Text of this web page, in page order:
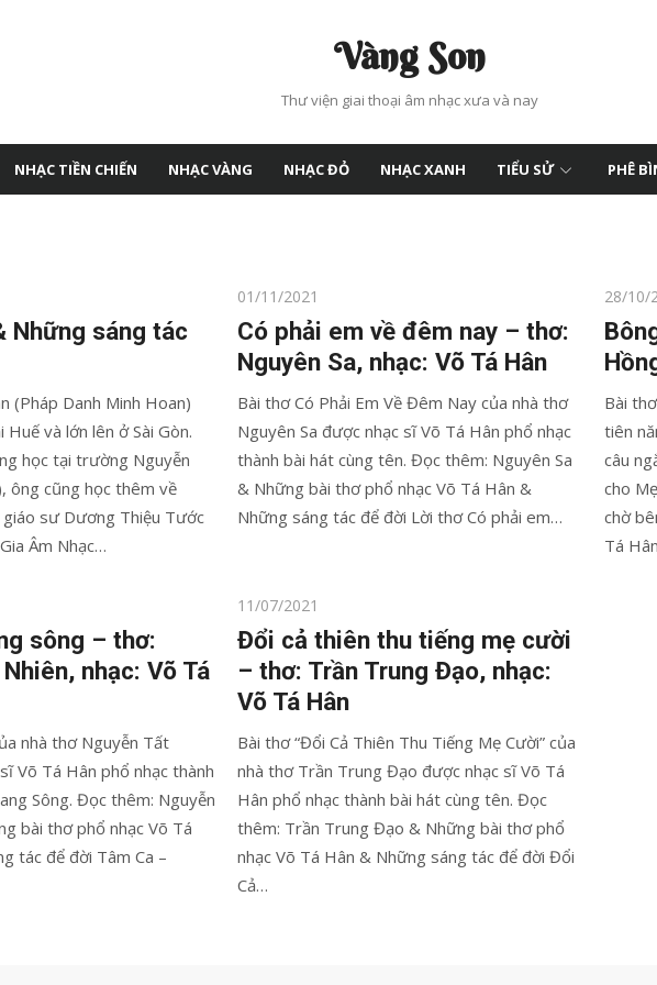
Vàng Son
Thư viện giai thoại âm nhạc xưa và nay
NHẠC TIỀN CHIẾN NHẠC VÀNG NHẠC ĐỎ NHẠC XANH TIỂU SỬ PHÊ
Những sáng tác
(Pháp Danh Minh Hoan)
và lớn lên ở Sài Gòn.
học tại trường Nguyễn
ông cũng học thêm về
sư Dương Thiệu Tước
Âm Nhạc…
Posted
on
01/11/2021
Có phải em về đêm nay – thơ:
Nguyên Sa, nhạc: Võ Tá Hân
Bài thơ Có Phải Em Về Đêm Nay của nhà thơ
Nguyên Sa được nhạc sĩ Võ Tá Hân phổ nhạc
thành bài hát cùng tên. Đọc thêm: Nguyên Sa
& Những bài thơ phổ nhạc Võ Tá Hân &
Những sáng tác để đời Lời thơ Có phải em…
Posted
on
28/10/
Bài
tiên
câu
cho
chờ
Tá
sông – thơ:
nhạc: Võ Tá
nhà thơ Nguyễn Tất
Võ Tá Hân phổ nhạc thành
Sông. Đọc thêm: Nguyễn
bài thơ phổ nhạc Võ Tá
tác để đời Tâm Ca –
Posted
on
11/07/2021
Đổi cả thiên thu tiếng mẹ cười
– thơ: Trần Trung Đạo, nhạc:
Võ Tá Hân
Bài thơ “Đổi Cả Thiên Thu Tiếng Mẹ Cười” của
nhà thơ Trần Trung Đạo được nhạc sĩ Võ Tá
Hân phổ nhạc thành bài hát cùng tên. Đọc
thêm: Trần Trung Đạo & Những bài thơ phổ
nhạc Võ Tá Hân & Những sáng tác để đời Đổi
Cả…